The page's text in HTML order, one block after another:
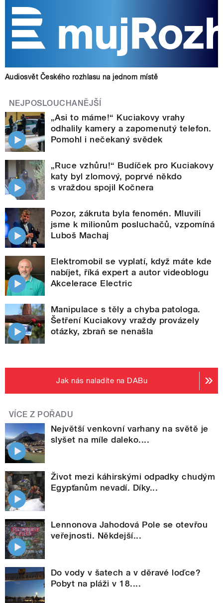
Audiosvět Českého rozhlasu na jednom místě
NEJPOSLOUCHANĚJŠÍ
„Asi to máme!“ Kuciakovy vrahy
odhalily kamery a zapomenutý telefon.
Pomohl i nečekaný svědek
„Ruce vzhůru!“ Budíček pro Kuciakovy
katy byl zlomový, poprvé někdo
s vraždou spojil Kočnera
Pozor, zákruta byla fenomén. Mluvili
jsme k milionům posluchačů, vzpomíná
Luboš Machaj
Elektromobil se vyplatí, když máte kde
nabíjet, říká expert a autor videoblogu
Akcelerace Electric
Manipulace s těly a chyba patologa.
Šetření Kuciakovy vraždy provázely
otázky, zbraň se nenašla
Jak nás naladíte na DABu
VÍCE Z POŘADU
Největší venkovní varhany na světě je
slyšet na míle daleko....
Život mezi káhirskými odpadky chudým
Egypťanům nevadí. Díky...
Lennonova Jahodová Pole se otevřou
veřejnosti. Někdejší...
Do vody v šatech a v děravé loďce?
Pobyt na pláži v 18....